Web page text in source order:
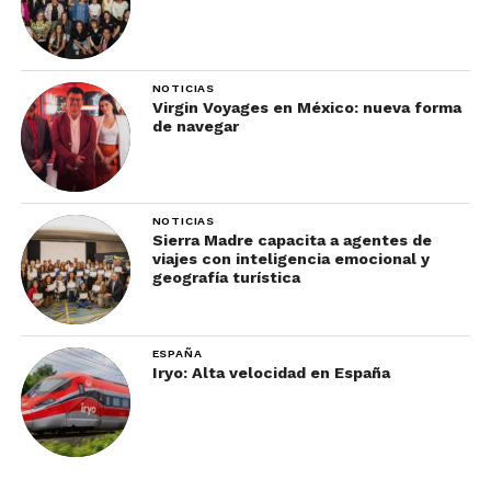
Morelosy sus alreddores
Lo más interesante qué
hacer en Puerto Morelos:
Tulum
Tienes qué ver en Puerto Morelos y las zonas arqueológicas cercanas
NOTICIAS
Virgin Voyages en México: nueva forma
de navegar
NOTICIAS
Sierra Madre capacita a agentes de
viajes con inteligencia emocional y
geografía turística
ESPAÑA
Iryo: Alta velocidad en España